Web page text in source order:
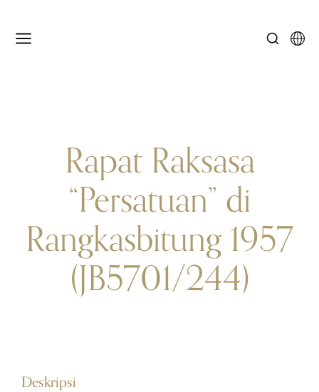
Rapat Raksasa
“Persatuan” di
Rangkasbitung 1957
(JB5701/244)
Deskripsi